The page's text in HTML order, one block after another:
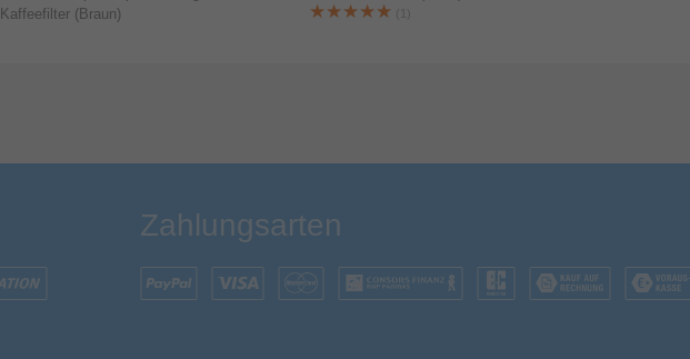
Bewertung & Kommentar speichern
Kaffeefilter (Braun)
(1)
Zahlungsarten